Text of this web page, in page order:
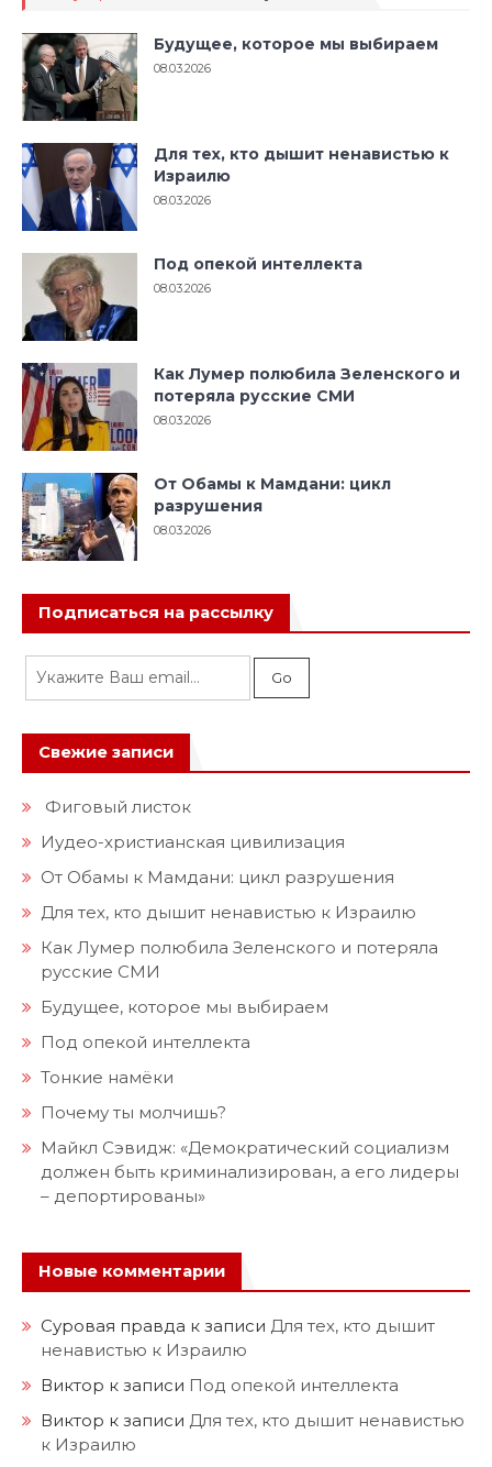
Будущее, которое мы выбираем
08.03.2026
Для тех, кто дышит ненавистью к
Израилю
08.03.2026
Под опекой интеллекта
08.03.2026
Как Лумер полюбила Зеленского и
потеряла русские СМИ
08.03.2026
От Обамы к Мамдани: цикл
разрушения
08.03.2026
Подписаться на рассылку
Свежие записи
Фиговый листок
Иудео-христианская цивилизация
От Обамы к Мамдани: цикл разрушения
Для тех, кто дышит ненавистью к Израилю
Как Лумер полюбила Зеленского и потеряла
русские СМИ
Будущее, которое мы выбираем
Под опекой интеллекта
Тонкие намёки
Почему ты молчишь?
Майкл Сэвидж: «Демократический социализм
должен быть криминализирован, а его лидеры
– депортированы»
Новые комментарии
Суровая правда к записи Для тех, кто дышит
ненавистью к Израилю
Виктор к записи Под опекой интеллекта
Виктор к записи Для тех, кто дышит ненавистью
к Израилю